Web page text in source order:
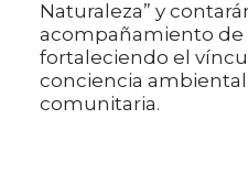
Naturaleza” y
acompañamiento de
fortaleciendo el
conciencia
comunitaria.